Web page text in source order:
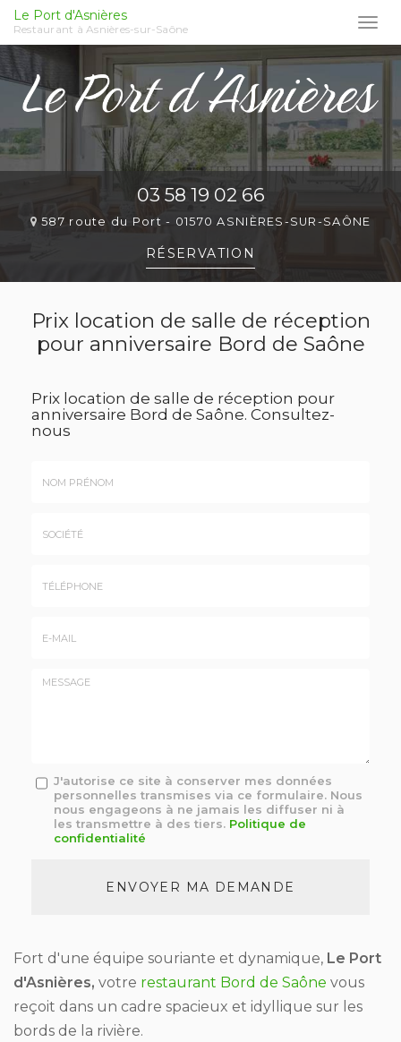
Aller
au
contenu
principal
Le Port d'Asnières
Restaurant à Asnières-sur-Saône
03 58 19 02 66
587 route du Port - 01570 ASNIÈRES-SUR-SAÔNE
RÉSERVATION
Prix location de salle de réception
pour anniversaire Bord de Saône
Prix location de salle de réception pour
anniversaire Bord de Saône. Consultez-
nous
Message
J'autorise ce site à conserver mes données
personnelles transmises via ce formulaire. Nous
nous engageons à ne jamais les diffuser ni à
les transmettre à des tiers. Politique de
confidentialité
ENVOYER MA DEMANDE
Fort d'une équipe souriante et dynamique, Le Port
d'Asnières, votre restaurant Bord de Saône vous
reçoit dans un cadre spacieux et idyllique sur les
bords de la rivière.